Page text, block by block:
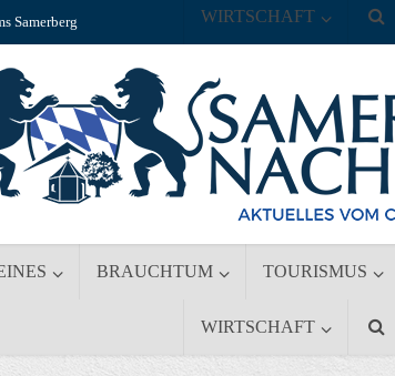
Samerberg
BRAUCHTUM TOURISMUS
WIRTSCHAFT
WIRTSCHAFT